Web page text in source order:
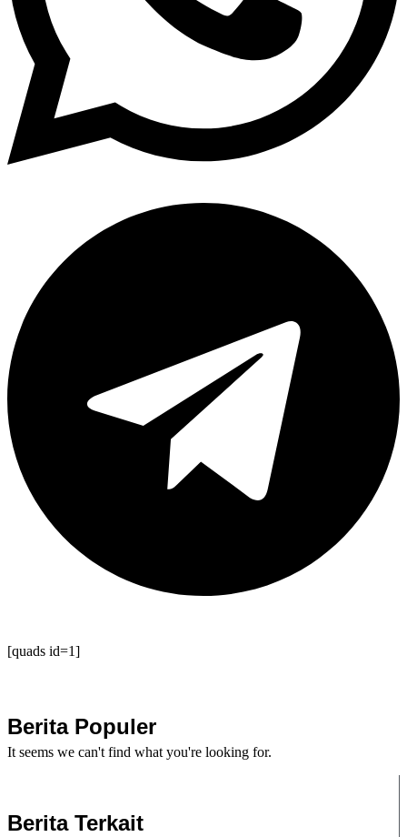
[quads id=1]
Berita Populer
It seems we can't find what you're looking for.
Berita Terkait